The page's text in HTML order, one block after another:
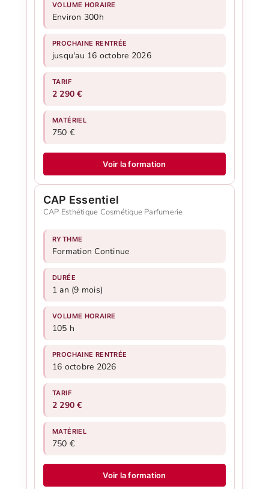
VOLUME HORAIRE
Environ 300h
PROCHAINE RENTRÉE
jusqu'au 16 octobre 2026
TARIF
2 290 €
MATÉRIEL
750 €
Voir la formation
CAP Essentiel
CAP Esthétique Cosmétique Parfumerie
RYTHME
Formation Continue
DURÉE
1 an (9 mois)
VOLUME HORAIRE
105 h
PROCHAINE RENTRÉE
16 octobre 2026
TARIF
2 290 €
MATÉRIEL
750 €
Voir la formation